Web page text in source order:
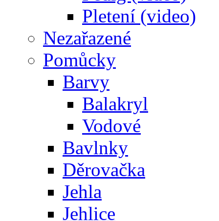
Pletení (video)
Nezařazené
Pomůcky
Barvy
Balakryl
Vodové
Bavlnky
Děrovačka
Jehla
Jehlice